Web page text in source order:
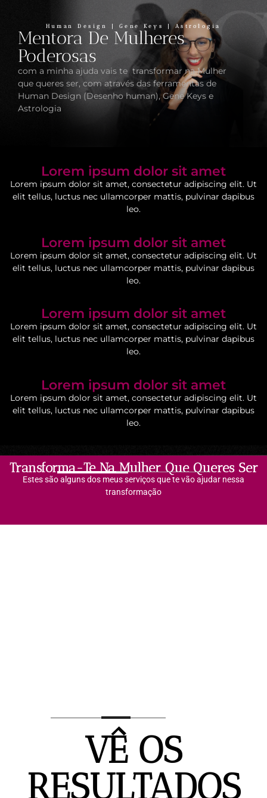
Human Design | Gene Keys | Astrologia
Mentora De Mulheres
Poderosas
com a minha ajuda vais te transformar na Mulher
que queres ser, com através das ferramentas de
Human Design (Desenho human), Gene Keys e
Astrologia
Lorem ipsum dolor sit amet
Lorem ipsum dolor sit amet, consectetur adipiscing elit. Ut
elit tellus, luctus nec ullamcorper mattis, pulvinar dapibus
leo.
Lorem ipsum dolor sit amet
Lorem ipsum dolor sit amet, consectetur adipiscing elit. Ut
elit tellus, luctus nec ullamcorper mattis, pulvinar dapibus
leo.
Lorem ipsum dolor sit amet
Lorem ipsum dolor sit amet, consectetur adipiscing elit. Ut
elit tellus, luctus nec ullamcorper mattis, pulvinar dapibus
leo.
Lorem ipsum dolor sit amet
Lorem ipsum dolor sit amet, consectetur adipiscing elit. Ut
elit tellus, luctus nec ullamcorper mattis, pulvinar dapibus
leo.
Transforma-Te Na Mulher Que Queres Ser
Estes são alguns dos meus serviços que te vão ajudar nessa
transformação
VÊ OS
RESULTADOS